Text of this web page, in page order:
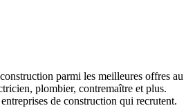
parmi les meilleures offres au
plombier, contremaître et plus.
de construction qui recrutent.